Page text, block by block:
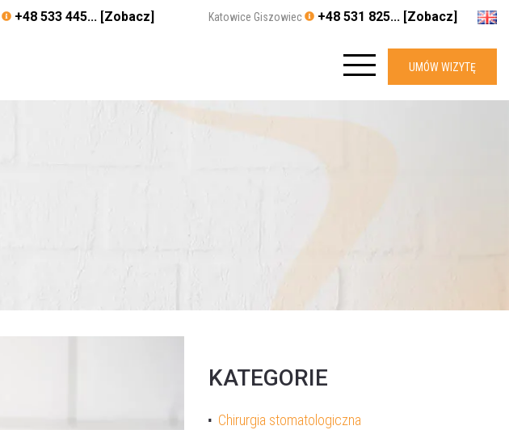
Katowice Giszowiec +48 531 825... [Zobacz]
+48 533 445... [Zobacz]
UMÓW WIZYTĘ
KATEGORIE
Chirurgia stomatologiczna